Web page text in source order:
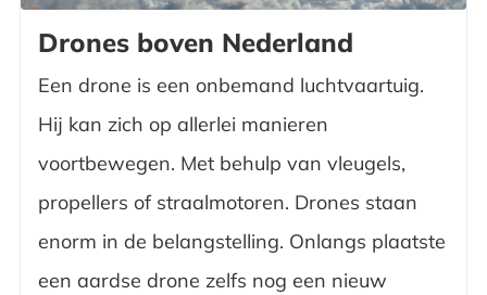
Drones boven Nederland
Een drone is een onbemand luchtvaartuig.
Hij kan zich op allerlei manieren
voortbewegen. Met behulp van vleugels,
propellers of straalmotoren. Drones staan
enorm in de belangstelling. Onlangs plaatste
een aardse drone zelfs nog een nieuw